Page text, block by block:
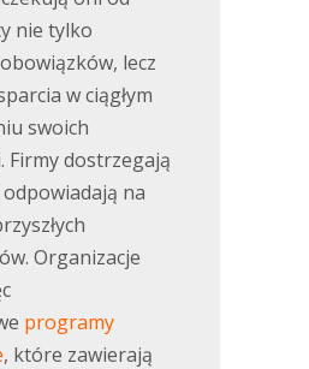
nie tylko
lecz
w ciągłym
swoich
Firmy dostrzegają
na
Organizacje
programy
, które zawierają